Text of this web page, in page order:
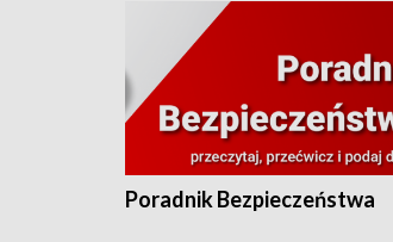
Poradnik Bezpieczeństwa